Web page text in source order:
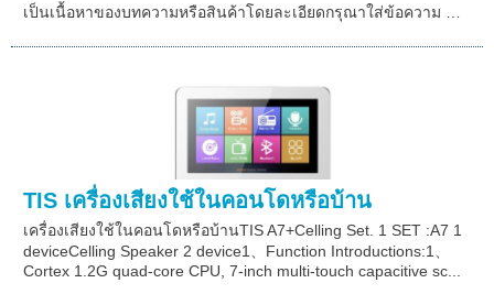
เป็นเนื้อหาของบทความหรือสินค้าโดยละเอียดกรุณาใส่ข้อความ …
TIS เครื่องเสียงใช้ในคอนโดหรือบ้าน
เครื่องเสียงใช้ในคอนโดหรือบ้านTIS A7+Celling Set. 1 SET :A7 1
deviceCelling Speaker 2 device1、Function Introductions:1、
Cortex 1.2G quad-core CPU, 7-inch multi-touch capacitive sc...